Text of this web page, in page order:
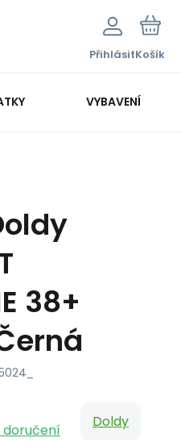
PřihlásitKošík
VYBAVENÍ
38+
doručení Doldy